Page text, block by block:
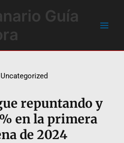
Guía
Uncategorized
repuntando y
en la primera
de 2024